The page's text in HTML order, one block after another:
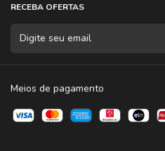
01 Bolsa para tripé de
Garantia Limitada de 06 meses
RECEBA OFERTAS
Meios de pagamento